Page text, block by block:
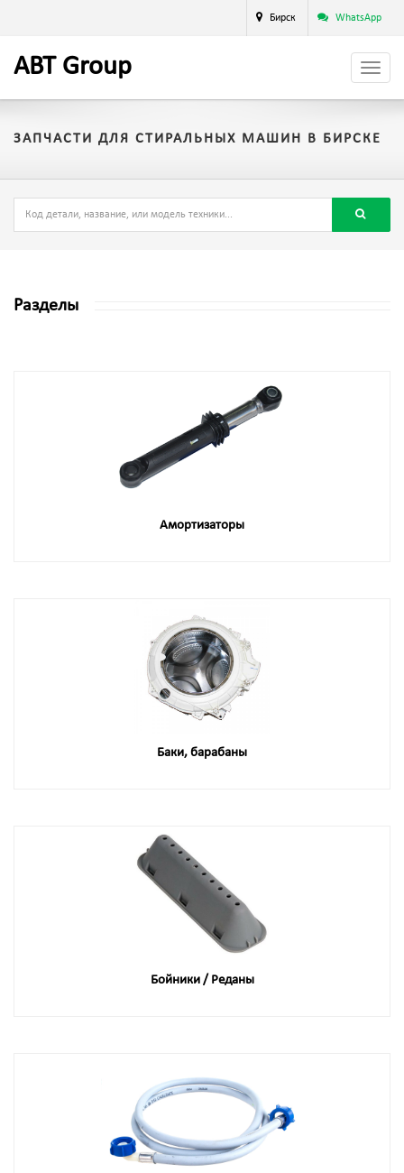
Бирск WhatsApp
ABT Group
ЗАПЧАСТИ ДЛЯ СТИРАЛЬНЫХ МАШИН В БИРСКЕ
Разделы
Амортизаторы
Баки, барабаны
Бойники / Реданы